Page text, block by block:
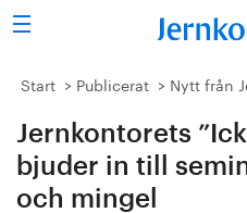
Sök
Stålindustrin
Vision 2050
Forskning/utbildning
Start Publicerat Nytt från
Jernkontorets
bjuder in till
och mingel